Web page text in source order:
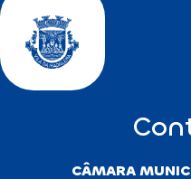
CÂMARA